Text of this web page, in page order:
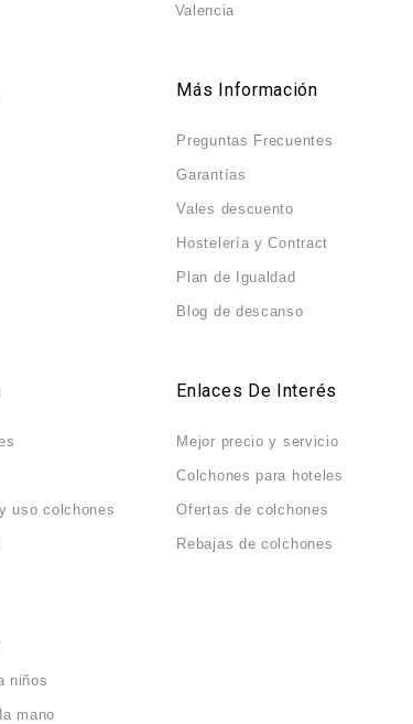
Valencia
Más Información
Preguntas Frecuentes
Garantías
Vales descuento
Hostelería y Contract
Plan de Igualdad
Blog de descanso
uso colchones
niños
mano
Enlaces De Interés
Mejor precio y servicio
Colchones para hoteles
Ofertas de colchones
Rebajas de colchones